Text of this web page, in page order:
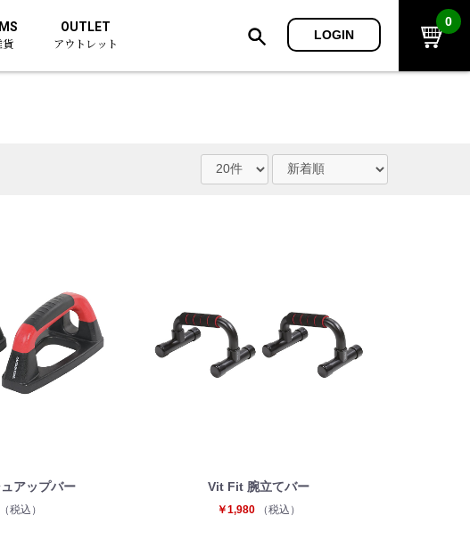
貨
OUTLET
アウトレット
LOGIN
0
アップバー
（税込）
Vit Fit 腕立てバー
￥1,980 （税込）